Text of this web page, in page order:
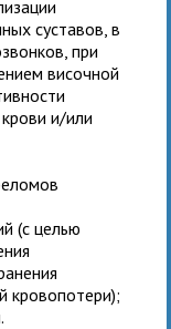
суставов, в
при
височной
и/или
(с целью
кровопотери);